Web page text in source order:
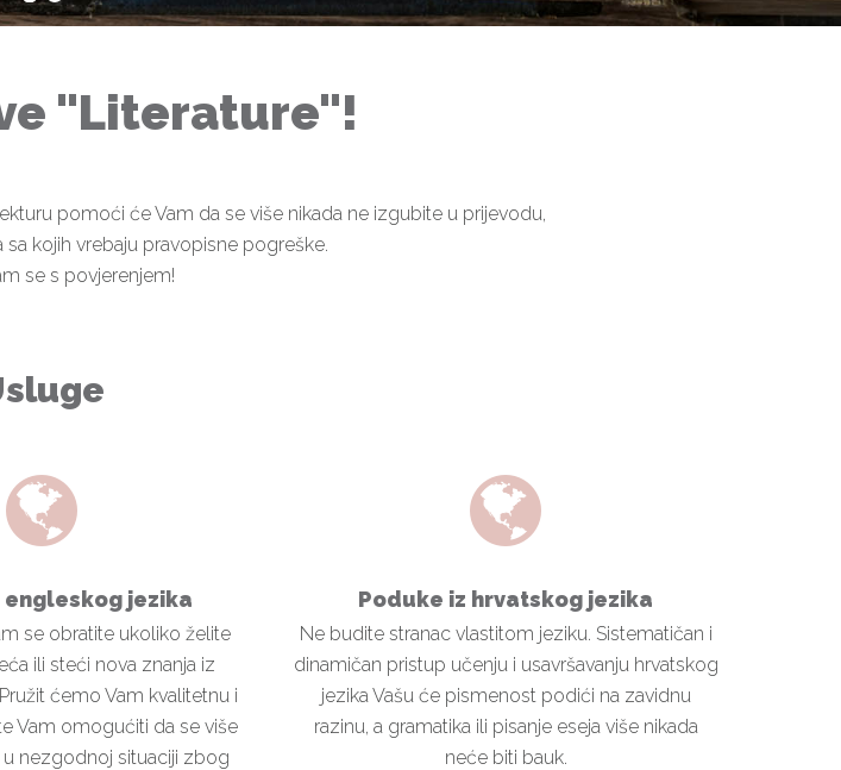
"Literature"!
pomoći će Vam da se više nikada ne izgubite u prijevodu,
kojih vrebaju pravopisne pogreške.
se s povjerenjem!
engleskog jezika
se obratite ukoliko želite
ili steći nova znanja iz
ćemo Vam kvalitetnu i
Vam omogućiti da se više
u nezgodnoj situaciji zbog
Poduke iz hrvatskog jezika
Ne budite stranac vlastitom jeziku. Sistematičan i
dinamičan pristup učenju i usavršavanju hrvatskog
jezika Vašu će pismenost podići na zavidnu
razinu, a gramatika ili pisanje eseja više nikada
neće biti bauk.